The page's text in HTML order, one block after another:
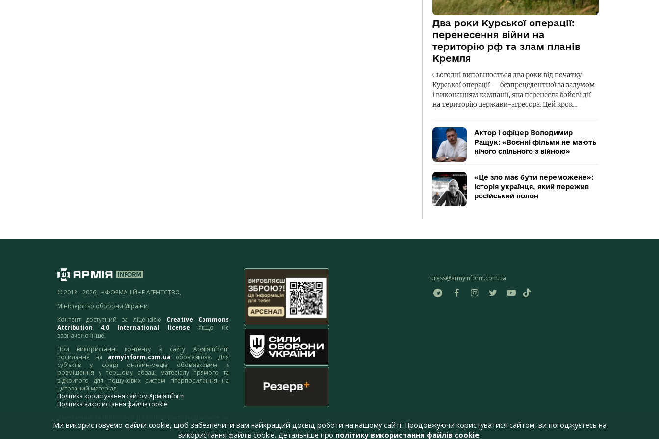
Два роки Курської операції:
перенесення війни на
територію рф та злам планів
Кремля
Сьогодні виповнюється два роки від початку
Курської операції — безпрецедентної за задумом
і виконанням кампанії, яка перенесла бойові дії
на територію держави-агресора. Цей крок…
Актор і офіцер Володимир
Ращук: «Воєнні фільми не мають
нічого спільного з війною»
«Це зло має бути переможене»:
історія українця, який пережив
російський полон
© 2018 - 2026, ІНФОРМАЦІЙНЕ АГЕНТСТВО,
Міністерство оборони України
Контент доступний за ліцензією Creative Commons
Attribution 4.0 International license якщо не
зазначено інше.
При використанні контенту з сайту АрміяInform
посилання на armyinform.com.ua обов’язкове. Для
суб’єктів у сфері онлайн-медіа обов’язковим є
розміщення у першому абзаці матеріалу прямого та
відкритого для пошукових систем гіперпосилання на
цитований матеріал.
Політика користування сайтом АрміяInform
Політика використання файлів cookie
адресу:webmaster@armyinform.com.ua
press@armyinform.com.ua
Ми використовуємо файли cookie, щоб забезпечити вам найкращий досвід роботи на нашому сайті. Продовжуючи користуватися сайтом, ви погоджуєтесь на
використання файлів cookie. Детальніше про політику використання файлів cookie.